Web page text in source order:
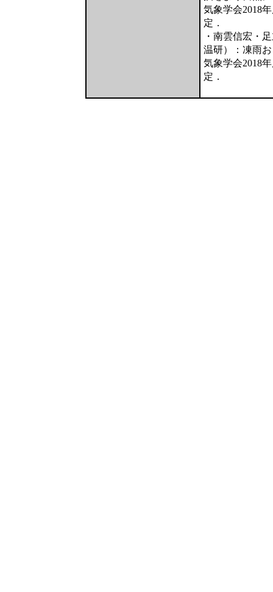
気象学会2018
定．
・南雲信宏・
温研）：凍雨
気象学会2018
定．